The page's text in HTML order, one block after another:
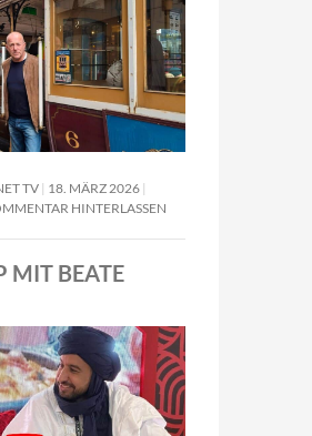
TV
18. MÄRZ 2026
HINTERLASSEN
MIT BEATE